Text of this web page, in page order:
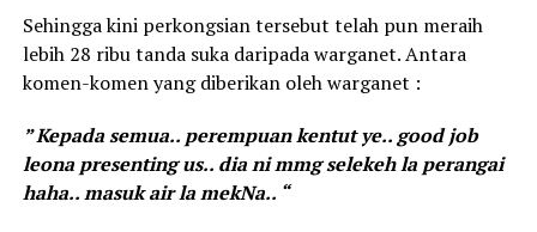
Sehingga kini perkongsian tersebut telah pun meraih
lebih 28 ribu tanda suka daripada warganet. Antara
komen-komen yang diberikan oleh warganet :
” Kepada semua.. perempuan kentut ye.. good job
leona presenting us.. dia ni mmg selekeh la perangai
haha.. masuk air la mekNa.. “